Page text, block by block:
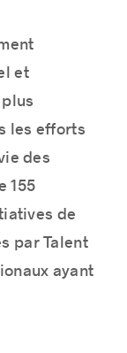
et
les efforts
des
155
de
par Talent
ayant